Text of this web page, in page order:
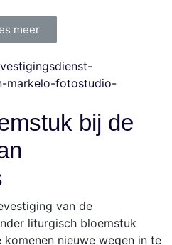
meer
bij de
van de
liturgisch bloemstuk
nieuwe wegen in te